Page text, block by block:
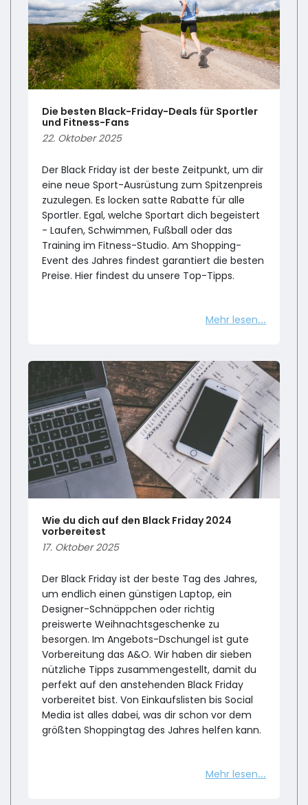
Die besten Black-Friday-Deals für Sportler
und Fitness-Fans
22. Oktober 2025
Der Black Friday ist der beste Zeitpunkt, um dir
eine neue Sport-Ausrüstung zum Spitzenpreis
zuzulegen. Es locken satte Rabatte für alle
Sportler. Egal, welche Sportart dich begeistert
- Laufen, Schwimmen, Fußball oder das
Training im Fitness-Studio. Am Shopping-
Event des Jahres findest garantiert die besten
Preise. Hier findest du unsere Top-Tipps.
Mehr lesen
Wie du dich auf den Black Friday 2024
vorbereitest
17. Oktober 2025
Der Black Friday ist der beste Tag des Jahres,
um endlich einen günstigen Laptop, ein
Designer-Schnäppchen oder richtig
preiswerte Weihnachtsgeschenke zu
besorgen. Im Angebots-Dschungel ist gute
Vorbereitung das A&O. Wir haben dir sieben
nützliche Tipps zusammengestellt, damit du
perfekt auf den anstehenden Black Friday
vorbereitet bist. Von Einkaufslisten bis Social
Media ist alles dabei, was dir schon vor dem
größten Shoppingtag des Jahres helfen kann.
Mehr lesen